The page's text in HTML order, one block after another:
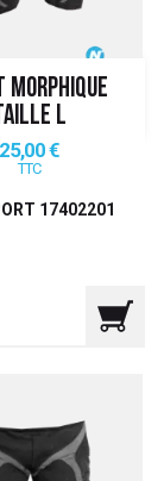
MORPHIQUE
L
Prix
25,00 €
TTC
17402201